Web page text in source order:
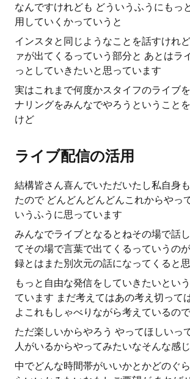
なんですけれども どういうふうにもっ
用していくかっていうと
インスタと同じようなことを話すけれ
ァが出てくるっていう部分と あとはラ
っとしていきたいと思っています
実はこれまで何度かスタイフのライブ
ナリングをみんなでやろうということ
けど
ライブ配信の活用
結構皆さん喜んでいただいたし私自身
たので どんどんどんどんこれからやっ
いうふうに思っています
みんなでライブとなるとねその場で話
てその場で言葉で出てくるっていうの
録とはまた別次元の話になってくると
もっと自由な発信をしていきたいとい
ています まだ考えてはあの考え切って
よこれもしゃべりながら考えているので
ただ楽しいからやろう やってほしいっ
人がいるからやってみたいなそんな感
中でどんな時間帯がいいかとかどのぐ